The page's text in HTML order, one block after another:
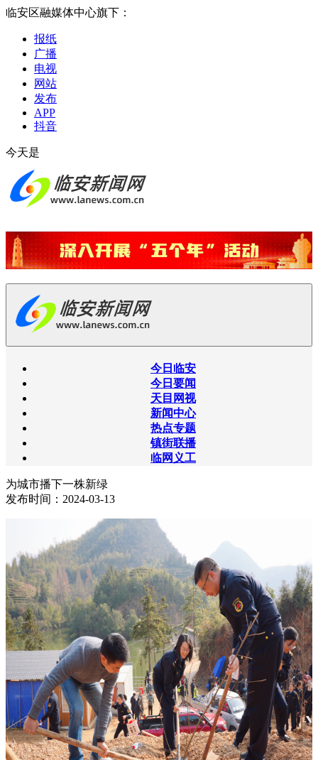
临安区融媒体中心旗下：
报纸
广播
电视
网站
发布
APP
抖音
今天是
今日临安
今日要闻
天目网视
新闻中心
热点专题
镇街联播
临网义工
为城市播下一株新绿
发布时间：2024-03-13